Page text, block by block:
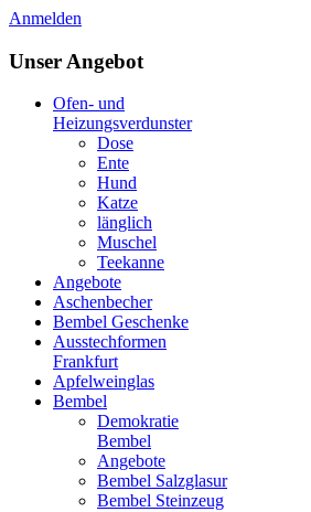
Anmelden
Unser Angebot
Ofen- und
Heizungsverdunster
Dose
Ente
Hund
Katze
länglich
Muschel
Teekanne
Angebote
Aschenbecher
Bembel Geschenke
Ausstechformen
Frankfurt
Apfelweinglas
Bembel
Demokratie
Bembel
Angebote
Bembel Salzglasur
Bembel Steinzeug